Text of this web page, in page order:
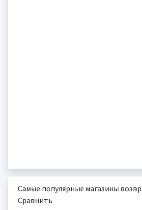
Самые популярные магазины
Сравнить